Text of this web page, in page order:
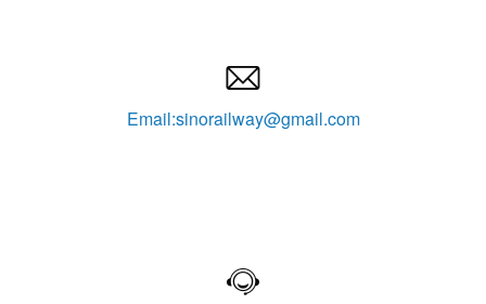

Email:sinorailway@gmail.com
